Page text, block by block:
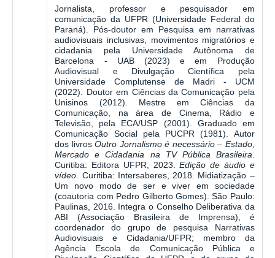
Jornalista, professor e pesquisador em
comunicação da UFPR (Universidade Federal do
Paraná). Pós-doutor em Pesquisa em narrativas
audiovisuais inclusivas, movimentos migratórios e
cidadania pela Universidade Autônoma de
Barcelona - UAB (2023) e em Produção
Audiovisual e Divulgação Científica pela
Universidade Complutense de Madri - UCM
(2022). Doutor em Ciências da Comunicação pela
Unisinos (2012). Mestre em Ciências da
Comunicação, na área de Cinema, Rádio e
Televisão, pela ECA/USP (2001). Graduado em
Comunicação Social pela PUCPR (1981). Autor
dos livrosOutro Jornalismo é necessário – Estado,
Mercado e Cidadania na TV Pública Brasileira
Curitiba: Editora UFPR, 2023.Edição de áudio e
vídeo . Curitiba: Intersaberes, 2018. Midiatização –
Um novo modo de ser e viver em sociedade
(coautoria com Pedro Gilberto Gomes). São Paulo:
Paulinas, 2016. Integra o Conselho Deliberativa da
ABI (Associação Brasileira de Imprensa), é
coordenador do grupo de pesquisa Narrativas
Audiovisuais e Cidadania/UFPR; membro da
Agência Escola de Comunicação Pública e